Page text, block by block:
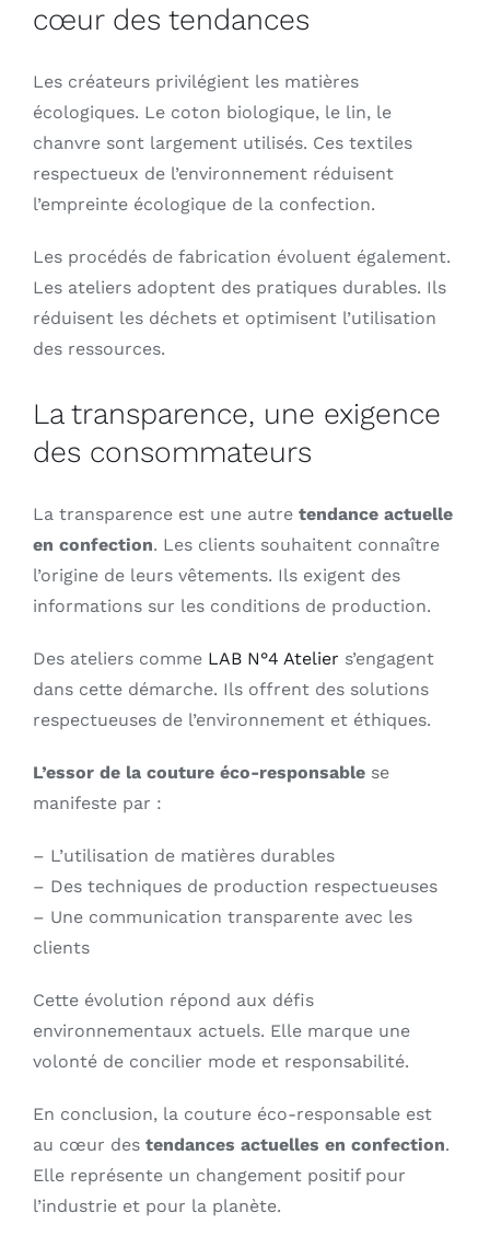
cœur des tendances
Les créateurs privilégient les matières
écologiques. Le coton biologique, le lin, le
chanvre sont largement utilisés. Ces textiles
respectueux de l’environnement réduisent
l’empreinte écologique de la confection.
Les procédés de fabrication évoluent également.
Les ateliers adoptent des pratiques durables. Ils
réduisent les déchets et optimisent l’utilisation
des ressources.
La transparence, une exigence
des consommateurs
La transparence est une autre tendance actuelle
en confection. Les clients souhaitent connaître
l’origine de leurs vêtements. Ils exigent des
informations sur les conditions de production.
Des ateliers comme LAB N°4 Atelier s’engagent
dans cette démarche. Ils offrent des solutions
respectueuses de l’environnement et éthiques.
L’essor de la couture éco-responsablese
manifeste par :
– L’utilisation de matières durables
– Des techniques de production respectueuses
– Une communication transparente avec les
clients
Cette évolution répond aux défis
environnementaux actuels. Elle marque une
volonté de concilier mode et responsabilité.
En conclusion, la couture éco-responsable est
au cœur des tendances actuelles en confection.
Elle représente un changement positif pour
l’industrie et pour la planète.